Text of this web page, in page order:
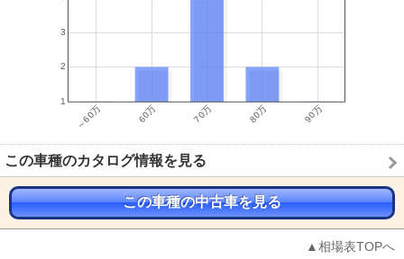
この車種のカタログ情報を見る
この車種の中古車を見る
▲相場表TOPへ